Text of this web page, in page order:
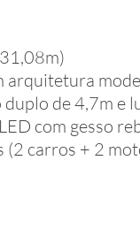
arquitetura
duplo de 4,7m e
com gesso
(2 carros + 2